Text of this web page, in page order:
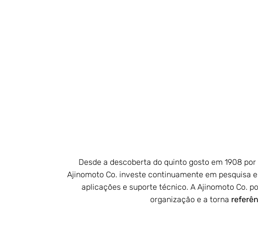
Desde a descoberta do quinto gosto em 1908
Ajinomoto Co. investe continuamente em pesquisa
aplicações e suporte técnico. A Ajinomoto Co.
organização e a torna